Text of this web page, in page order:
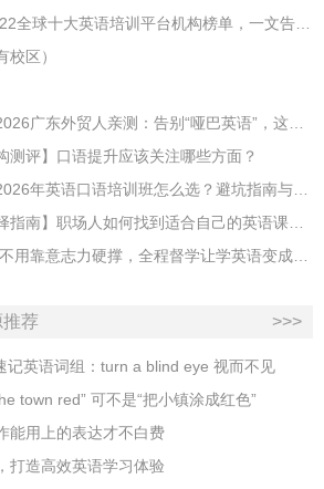
【16万人的经验贴】2022全球十大英语培训平台机构榜单，一文告诉你
区）
必克英语效果怎么样？2026广东外贸人亲测：告别“哑巴英语”，这才是成年人最高效的自救指南！
测评】口语提升应该关注哪些方面？
实测厦门机构后讲讲：2026年英语口语培训班怎么选？避坑指南与高效学习新范式
【上海成人英语机构选择指南】职场人如何找到适合自己的英语课程？
【2026英语怎么学？】不用靠意志力硬撑，全程督学让学英语变成日常习惯
荐 >>>
记英语词组：turn a blind eye 视而不见
town red” 可不是“把小镇涂成红色”
能用上的表达才不白费
打造高效英语学习体验